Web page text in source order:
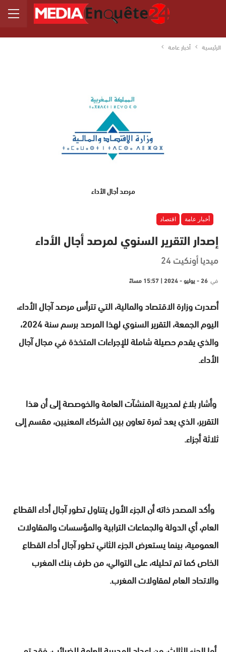
الرئيسية أخبار عامة
مرصد أجال الأداء
أخبار عامة اقتصاد
إصدار التقرير السنوي لمرصد أجال الأداء
ميديا أونكيت 24
في 26 - يوليو - 2024 | 15:57 مساءً
أصدرت وزارة الاقتصاد والمالية، التي تترأس مرصد آجال الأداء،
اليوم الجمعة، التقرير السنوي لهذا المرصد برسم سنة 2024،
والذي يقدم حصيلة شاملة للإجراءات المتخذة في مجال آجال
الأداء.
وأشار بلاغ لمديرية المنشآت العامة والخوصصة إلى أن هذا
التقرير، الذي يعد ثمرة تعاون بين الشركاء المعنيين، مقسم إلى
ثلاثة أجزاء.
وأكد المصدر ذاته أن الجزء الأول يتناول تطور آجال أداء القطاع
العام، أي الدولة والجماعات الترابية والمؤسسات والمقاولات
العمومية، بينما يستعرض الجزء الثاني تطور آجال أداء القطاع
الخاص كما تم تحليله، على التوالي، من طرف بنك المغرب
والاتحاد العام لمقاولات المغرب.